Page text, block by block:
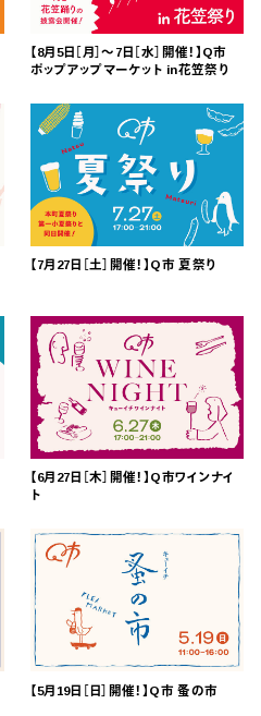
【8月5日［月］〜7日［水］開催！】Q市
ポップアップマーケット in花笠祭り
【7月27日［土］開催！】Q市 夏祭り
【6月27日［木］開催！】Q市ワインナイ
ト
【5月19日［日］開催！】Q市 蚤の市